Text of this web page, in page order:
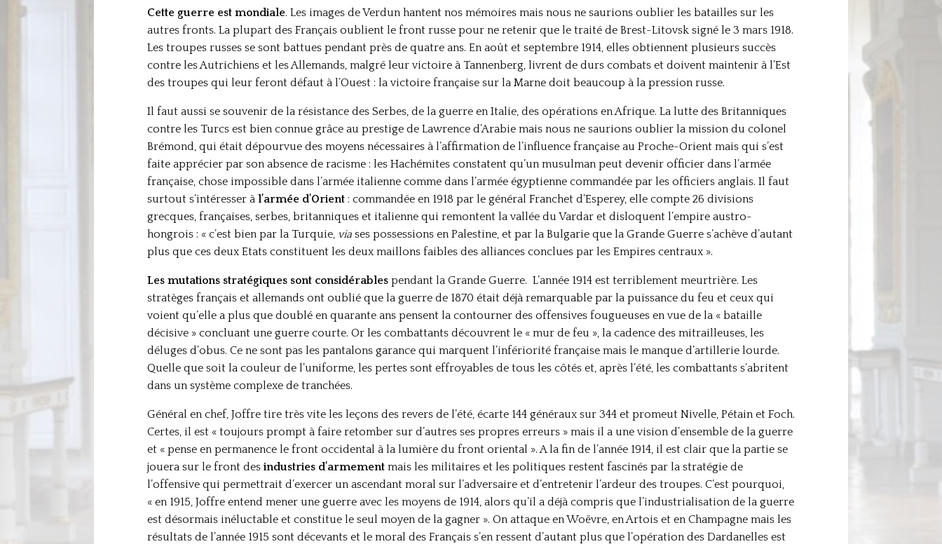
Cette guerre est mondiale. Les images de Verdun hantent nos mémoires mais nous ne saurions oublier les batailles sur les
autres fronts. La plupart des Français oublient le front russe pour ne retenir que le traité de Brest-Litovsk signé le 3 mars 1918.
Les troupes russes se sont battues pendant près de quatre ans. En août et septembre 1914, elles obtiennent plusieurs succès
contre les Autrichiens et les Allemands, malgré leur victoire à Tannenberg, livrent de durs combats et doivent maintenir à l’Est
des troupes qui leur feront défaut à l’Ouest : la victoire française sur la Marne doit beaucoup à la pression russe.
Il faut aussi se souvenir de la résistance des Serbes, de la guerre en Italie, des opérations en Afrique. La lutte des Britanniques
contre les Turcs est bien connue grâce au prestige de Lawrence d’Arabie mais nous ne saurions oublier la mission du colonel
Brémond, qui était dépourvue des moyens nécessaires à l’affirmation de l’influence française au Proche-Orient mais qui s’est
faite apprécier par son absence de racisme : les Hachémites constatent qu’un musulman peut devenir officier dans l’armée
française, chose impossible dans l’armée italienne comme dans l’armée égyptienne commandée par les officiers anglais. Il faut
surtout s’intéresser à l’armée d’Orient: commandée en 1918 par le général Franchet d’Esperey, elle compte 26 divisions
grecques, françaises, serbes, britanniques et italienne qui remontent la vallée du Vardar et disloquent l’empire austro-
hongrois : « c’est bien par la Turquie, via ses possessions en Palestine, et par la Bulgarie que la Grande Guerre s’achève d’autant
plus que ces deux Etats constituent les deux maillons faibles des alliances conclues par les Empires centraux ».
Les mutations stratégiques sont considérablespendant la Grande Guerre. L’année 1914 est terriblement meurtrière. Les
stratèges français et allemands ont oublié que la guerre de 1870 était déjà remarquable par la puissance du feu et ceux qui
voient qu’elle a plus que doublé en quarante ans pensent la contourner des offensives fougueuses en vue de la « bataille
décisive » concluant une guerre courte. Or les combattants découvrent le « mur de feu », la cadence des mitrailleuses, les
déluges d’obus. Ce ne sont pas les pantalons garance qui marquent l’infériorité française mais le manque d’artillerie lourde.
Quelle que soit la couleur de l’uniforme, les pertes sont effroyables de tous les côtés et, après l’été, les combattants s’abritent
dans un système complexe de tranchées.
Général en chef, Joffre tire très vite les leçons des revers de l’été, écarte 144 généraux sur 344 et promeut Nivelle, Pétain et Foch.
Certes, il est « toujours prompt à faire retomber sur d’autres ses propres erreurs » mais il a une vision d’ensemble de la guerre
et « pense en permanence le front occidental à la lumière du front oriental ». A la fin de l’année 1914, il est clair que la partie se
jouera sur le front des industries d’armementmais les militaires et les politiques restent fascinés par la stratégie de
l’offensive qui permettrait d’exercer un ascendant moral sur l’adversaire et d’entretenir l’ardeur des troupes. C’est pourquoi,
« en 1915, Joffre entend mener une guerre avec les moyens de 1914, alors qu’il a déjà compris que l’industrialisation de la guerre
est désormais inéluctable et constitue le seul moyen de la gagner ». On attaque en Woëvre, en Artois et en Champagne mais les
résultats de l’année 1915 sont décevants et le moral des Français s’en ressent d’autant plus que l’opération des Dardanelles est